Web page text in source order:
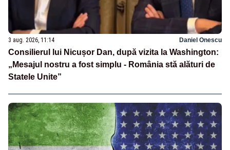
3 aug. 2026, 11:14 Daniel Onescu
Consilierul lui Nicușor Dan, după vizita la Washington:
„Mesajul nostru a fost simplu - România stă alături de
Statele Unite”